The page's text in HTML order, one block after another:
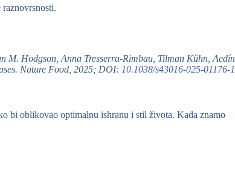
M. Hodgson, Anna Tresserra-Rimbau, Tilman Kühn, Aedín
Nature Food, 2025; DOI: 10.1038/s43016-025-01176-1
bi oblikovao optimalnu ishranu i stil života. Kada znamo